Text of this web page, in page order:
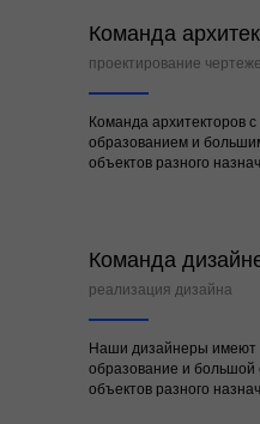
Команда
проектирование
Команда
образованием и
объектов разного
Команда
реализация дизайна
Наши дизайнеры
образование и большой
объектов разного